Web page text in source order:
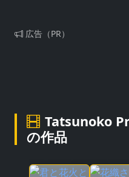
広告（PR）
Tatsunoko
の作品